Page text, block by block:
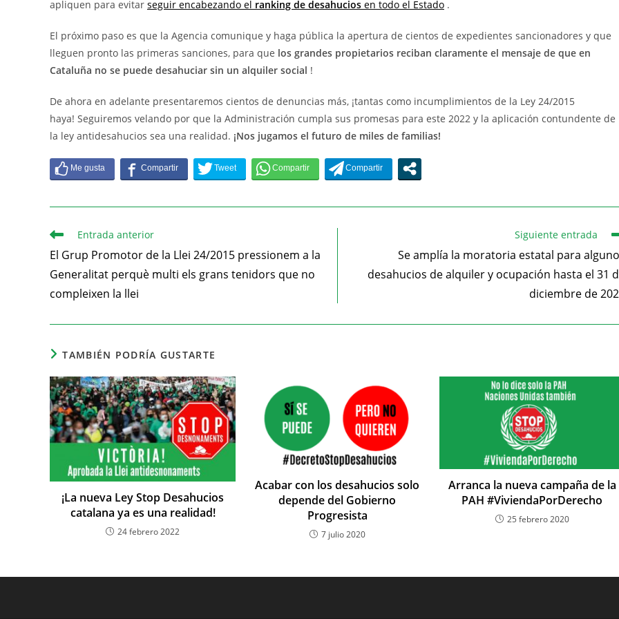
apliquen para evitar seguir encabezando el ranking de desahucios en todo el Estado .
El próximo paso es que la Agencia comunique y haga pública la apertura de cientos de expedientes sancionadores y que
lleguen pronto las primeras sanciones, para que los grandes propietarios reciban claramente el mensaje de que en
Cataluña no se puede desahuciar sin un alquiler social !
De ahora en adelante presentaremos cientos de denuncias más, ¡tantas como incumplimientos de la Ley 24/2015
haya! Seguiremos velando por que la Administración cumpla sus promesas para este 2022 y la aplicación contundente de
la ley antidesahucios sea una realidad. ¡Nos jugamos el futuro de miles de familias!
Entrada anterior
El Grup Promotor de la Llei 24/2015 pressionem a la
Generalitat perquè multi els grans tenidors que no
compleixen la llei
Siguiente entrada
Se amplía la moratoria estatal para
desahucios de alquiler y ocupación hasta el 31
diciembre de
TAMBIÉN PODRÍA GUSTARTE
¡La nueva Ley Stop Desahucios
catalana ya es una realidad!
24 febrero 2022
Acabar con los desahucios solo
depende del Gobierno
Progresista
7 julio 2020
Arranca la nueva campaña de la
PAH #ViviendaPorDerecho
25 febrero 2020